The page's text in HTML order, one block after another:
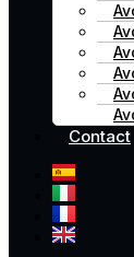
Contact